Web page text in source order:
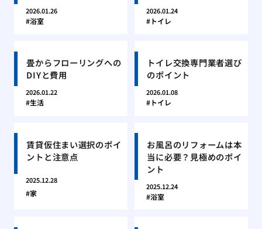
2026.01.26
浴室
2026.01.24
トイレ
畳からフローリングへの
DIYと費用
2026.01.22
生活
トイレ交換専門業者選び
のポイント
2026.01.08
トイレ
賃貸仮住まい選択のポイ
ントと注意点
2025.12.28
家
お風呂のリフォームは本
当に必要？見極めのポイ
ント
2025.12.24
浴室